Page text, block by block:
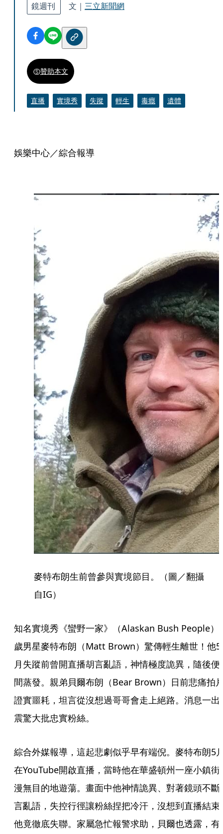
鏡週刊 文｜ 三立新聞網
贊助本文
直播 實境秀 失蹤 輕生 毒癮 遺體
娛樂中心／綜合報導
麥特布朗生前曾參與實境節目。（圖／翻攝
自IG）
知名實境秀《蠻野一家》（Alaskan Bush People）
歲男星麥特布朗（Matt Brown）驚傳輕生離世！他5
月失蹤前曾開直播胡言亂語，神情極度詭異，隨後便
間蒸發。親弟貝爾布朗（Bear Brown）日前悲痛拍
證實噩耗，坦言從沒想過哥哥會走上絕路。消息一出
震驚大批忠實粉絲。
綜合外媒報導，這起悲劇似乎早有端倪。麥特布朗5
在YouTube開啟直播，當時他在華盛頓州一座小鎮街
漫無目的地遊蕩。畫面中他神情詭異、對著鏡頭不斷
言亂語，失控行徑讓粉絲捏把冷汗，沒想到直播結束
他竟徹底失聯。家屬急忙報警求助，貝爾也透露，有